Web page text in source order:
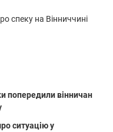
попередили вінничан
ситуацію у
спеку на Вінниччині